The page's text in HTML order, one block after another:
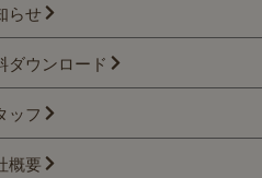
らせ
ダウンロード
ッフ
概要